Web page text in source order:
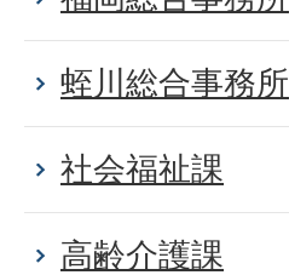
蛭川総合事務所
社会福祉課
高齢介護課